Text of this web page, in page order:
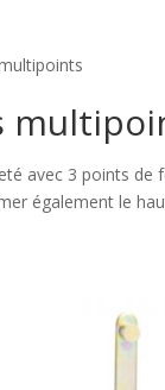
avec 3 points de
également le